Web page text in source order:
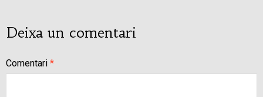
Deixa un comentari
Comentari *